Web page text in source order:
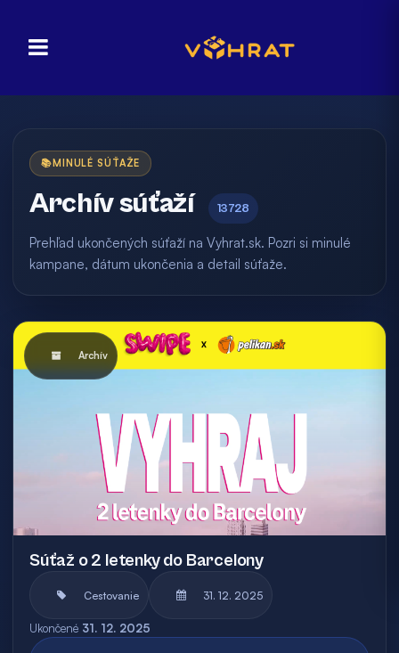
📚 MINULÉ SÚŤAŽE
Archív súťaží 13728
Prehľad ukončených súťaží na Vyhrat.sk. Pozri si minulé
kampane, dátum ukončenia a detail súťaže.
Archív
Súťaž o 2 letenky do Barcelony
Cestovanie 31. 12. 2025
Ukončené 31. 12. 2025